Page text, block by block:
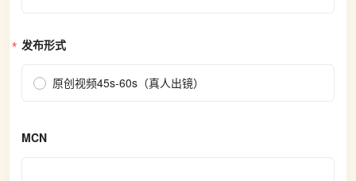
发布形式
原创视频45s-60s（真人出镜）
MCN